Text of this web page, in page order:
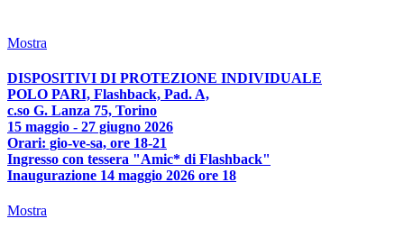
Mostra
DISPOSITIVI DI PROTEZIONE INDIVIDUALE
POLO PARI, Flashback, Pad. A,
c.so G. Lanza 75, Torino
15 maggio - 27 giugno 2026
Orari: gio-ve-sa, ore 18-21
Ingresso con tessera "Amic* di Flashback"
Inaugurazione 14 maggio 2026 ore 18
Mostra